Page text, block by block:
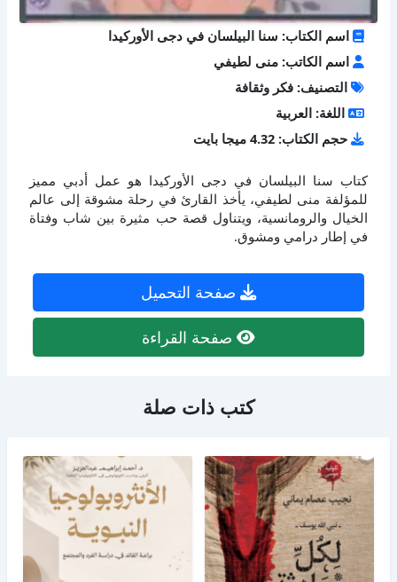
اسم الكتاب: سنا البيلسان في دجى الأوركيدا
اسم الكاتب: منى لطيفي
التصنيف: فكر وثقافة
اللغة: العربية
حجم الكتاب: 4.32 ميجا بايت
كتاب سنا البيلسان في دجى الأوركيدا هو عمل أدبي مميز
للمؤلفة منى لطيفي، يأخذ القارئ في رحلة مشوقة إلى عالم
الخيال والرومانسية، ويتناول قصة حب مثيرة بين شاب وفتاة
في إطار درامي ومشوق.
صفحة التحميل
صفحة القراءة
كتب ذات صلة